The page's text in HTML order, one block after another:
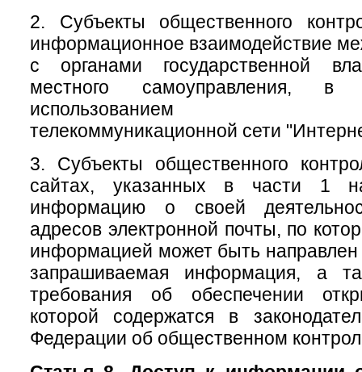
2. Субъекты общественного
информационное взаимодействие
с органами государственной
местного
использованием
телекоммуникационной сети
3. Субъекты общественного
сайтах, указанных в части 1
информацию о своей
адресов электронной почты, по
информацией может быть направлен
запрашиваемая информация, а
требования об обеспечении
которой содержатся в
Федерации об общественном